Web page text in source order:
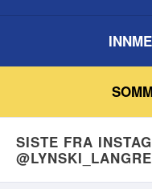
SISTE FRA